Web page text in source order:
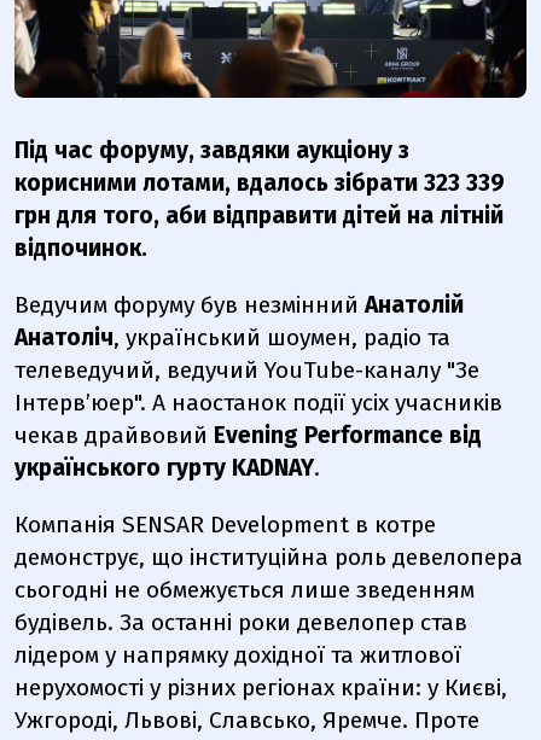
Під час форуму, завдяки аукціону з
корисними лотами, вдалось зібрати 323 339
грн для того, аби відправити дітей на літній
відпочинок.
Ведучим форуму був незмінний Анатолій
Анатоліч, український шоумен, радіо та
телеведучий, ведучий YouTube-каналу "Зе
Інтервʼюер". А наостанок події усіх учасників
чекав драйвовий Evening Performance від
українського гурту KADNAY.
Компанія SENSAR Development в котре
демонструє, що інституційна роль девелопера
сьогодні не обмежується лише зведенням
будівель. За останні роки девелопер став
лідером у напрямку дохідної та житлової
нерухомості у різних регіонах країни: у Києві,
Ужгороді, Львові, Славсько, Яремче. Проте